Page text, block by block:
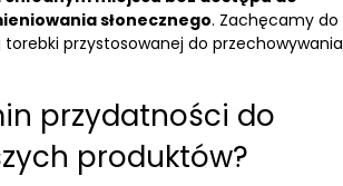
słonecznego. Zachęcamy do
przystosowanej do przechowywania
przydatności do
produktów?